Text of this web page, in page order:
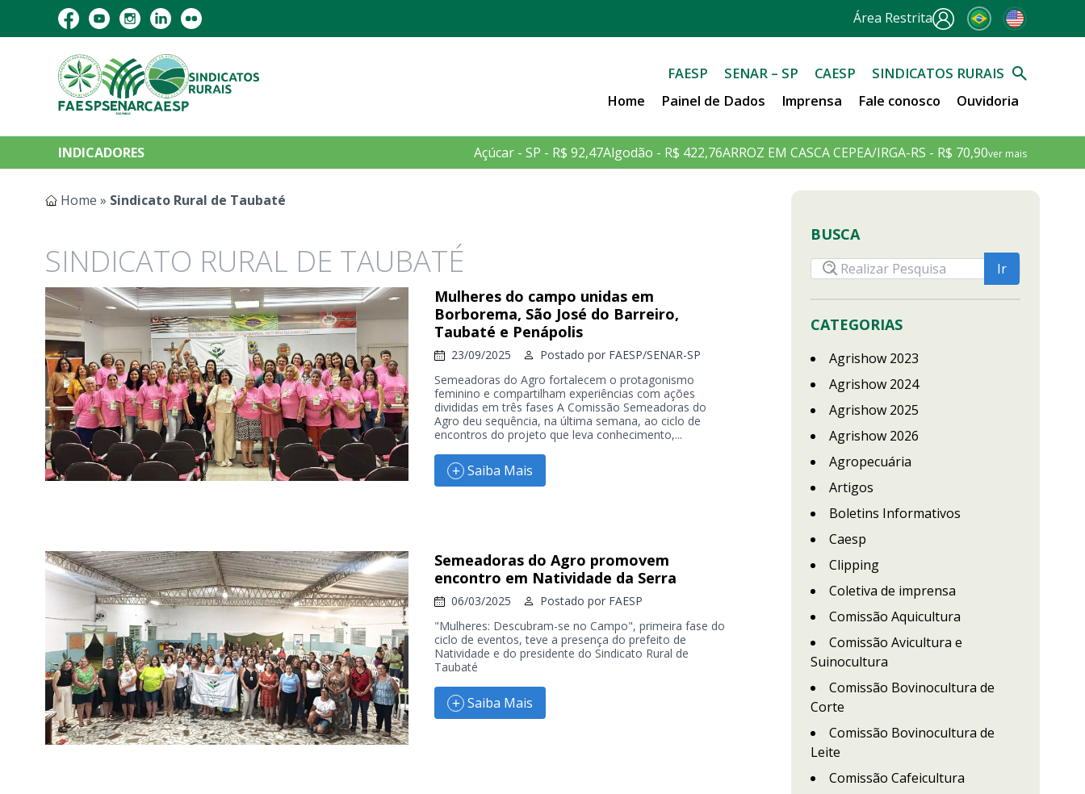
Área Restrita
FAESP SENAR – SP CAESP
SINDICATOS RURAIS
Home
Painel de Dados Imprensa Fale conosco Ouvidoria
INDICADORES Açúcar - SP - R$ 92,47Algodão - R$ 422,76ARROZ EM CASCA CEPEA/IRGA-RS - R$ 70,90ver mais
Home » Sindicato Rural de Taubaté
SINDICATO RURAL DE TAUBATÉ
Mulheres do campo unidas em
Borborema, São José do Barreiro,
Taubaté e Penápolis
23/09/2025 Postado por FAESP/SENAR-SP
Semeadoras do Agro fortalecem o protagonismo
feminino e compartilham experiências com ações
divididas em três fases A Comissão Semeadoras do
Agro deu sequência, na última semana, ao ciclo de
encontros do projeto que leva conhecimento,...
Saiba Mais
Semeadoras do Agro promovem
encontro em Natividade da Serra
06/03/2025 Postado por FAESP
"Mulheres: Descubram-se no Campo", primeira fase do
ciclo de eventos, teve a presença do prefeito de
Natividade e do presidente do Sindicato Rural de
Taubaté
Saiba Mais
BUSCA
CATEGORIAS
Agrishow 2023
Agrishow 2024
Agrishow 2025
Agrishow 2026
Agropecuária
Artigos
Boletins Informativos
Caesp
Clipping
Coletiva de imprensa
Comissão Aquicultura
Comissão Avicultura e
Suinocultura
Comissão Bovinocultura de
Corte
Comissão Bovinocultura de
Leite
Comissão Cafeicultura